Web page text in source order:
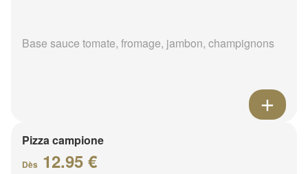
Base sauce tomate, fromage, jambon, champignons
Pizza campione
Dès 12.95 €